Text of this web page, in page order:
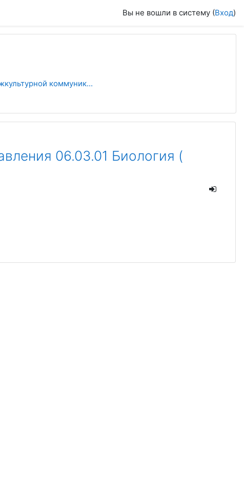
Вы не вошли в систему (Вход)
коммуник...
06.03.01 Биология (